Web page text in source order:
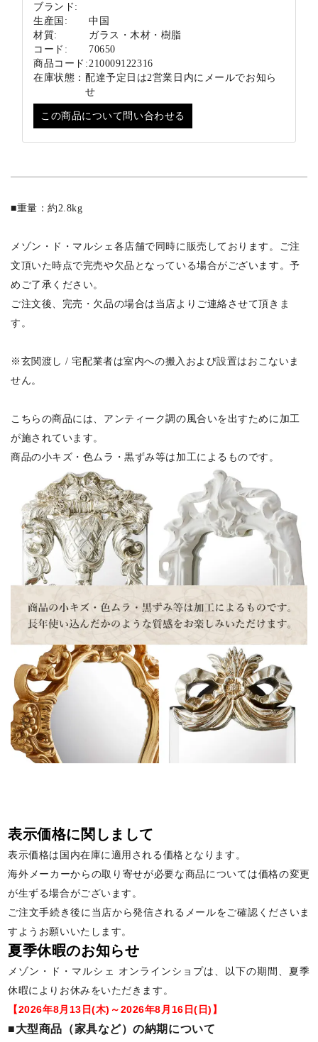
ブランド:
生産国:
中国
材質:
ガラス・木材・樹脂
コード:
70650
商品コード: 210009122316
在庫状態： 配達予定日は2営業日内にメールでお知ら
せ
この商品について問い合わせる
■重量：約2.8kg
メゾン・ド・マルシェ各店舗で同時に販売しております。ご注
文頂いた時点で完売や欠品となっている場合がございます。予
めご了承ください。
ご注文後、完売・欠品の場合は当店よりご連絡させて頂きま
す。
※玄関渡し / 宅配業者は室内への搬入および設置はおこないま
せん。
こちらの商品には、アンティーク調の風合いを出すために加工
が施されています。
商品の小キズ・色ムラ・黒ずみ等は加工によるものです。
表示価格に関しまして
表示価格は国内在庫に適用される価格となります。
海外メーカーからの取り寄せが必要な商品については価格の変更
が生ずる場合がございます。
ご注文手続き後に当店から発信されるメールをご確認くださいま
すようお願いいたします。
夏季休暇のお知らせ
メゾン・ド・マルシェ オンラインショプは、以下の期間、夏季
休暇によりお休みをいただきます。
【2026年8月13日(木)～2026年8月16日(日)】
■大型商品（家具など）の納期について